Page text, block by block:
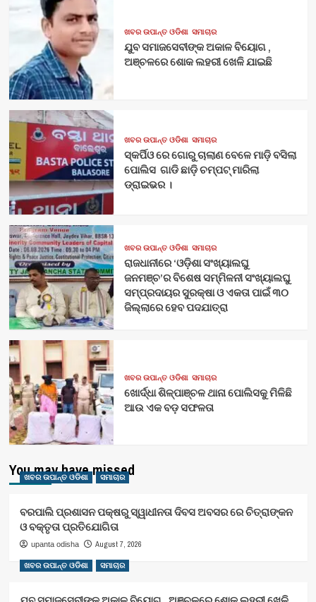
ଖବର ଉପାନ୍ତ ଓଡିଶା ସମାଚାର
ଯୁବ ସମାଜସେବୀଙ୍କ ଅକାଳ ବିୟୋଗ ,
ଅଞ୍ଚଳରେ ଶୋକ ଲହରୀ ଖେଳି ଯାଇଛି
ଖବର ଉପାନ୍ତ ଓଡିଶା ସମାଚାର
ସ୍କର୍ପିଓ ରେ ଗୋରୁ ଚାଲାଣ ବେଳେ ମାଡ଼ି ବସିଲା
ପୋଲିସ ଗାଡି ଛାଡ଼ି ଚମ୍ପଟ୍ ମାରିଲା
ଡ୍ରାଇଭର ।
ଖବର ଉପାନ୍ତ ଓଡିଶା ସମାଚାର
ରାଜଧାନୀରେ ‘ଓଡ଼ିଶା ସଂଖ୍ୟାଲଘୁ
ଜନମଞ୍ଚ’ର ବିଶେଷ ସମ୍ମିଳନୀ ସଂଖ୍ୟାଲଘୁ
ସମ୍ପ୍ରଦାୟର ସୁରକ୍ଷା ଓ ଏକତା ପାଇଁ ୩୦
ଜିଲ୍ଲାରେ ହେବ ପଦଯାତ୍ରା
ଖବର ଉପାନ୍ତ ଓଡିଶା ସମାଚାର
ଖୋର୍ଦ୍ଧା ଶିଳ୍ପାଞ୍ଚଳ ଥାନା ପୋଲିସକୁ ମିଳିଛି
ଆଉ ଏକ ବଡ଼ ସଫଳତା
You may have missed
ଖବର ଉପାନ୍ତ ଓଡିଶା ସମାଚାର
ବରପାଲି ପ୍ରଶାସନ ପକ୍ଷରୁ ସ୍ୱାଧୀନତା ଦିବସ ଅବସର ରେ ଚିତ୍ରାଙ୍କନ
ଓ ବକ୍ତୃତା ପ୍ରତିଯୋଗିତା
upanta odisha August 7, 2026
ଖବର ଉପାନ୍ତ ଓଡିଶା ସମାଚାର